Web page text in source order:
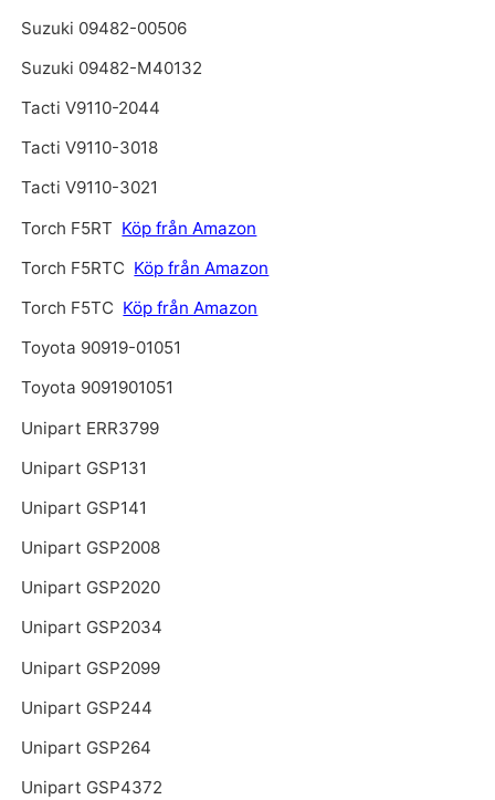
Suzuki 09482-00506
Suzuki 09482-M40132
Tacti V9110-2044
Tacti V9110-3018
Tacti V9110-3021
Torch F5RT Köp från Amazon
Torch F5RTC Köp från Amazon
Torch F5TC Köp från Amazon
Toyota 90919-01051
Toyota 9091901051
Unipart ERR3799
Unipart GSP131
Unipart GSP141
Unipart GSP2008
Unipart GSP2020
Unipart GSP2034
Unipart GSP2099
Unipart GSP244
Unipart GSP264
Unipart GSP4372